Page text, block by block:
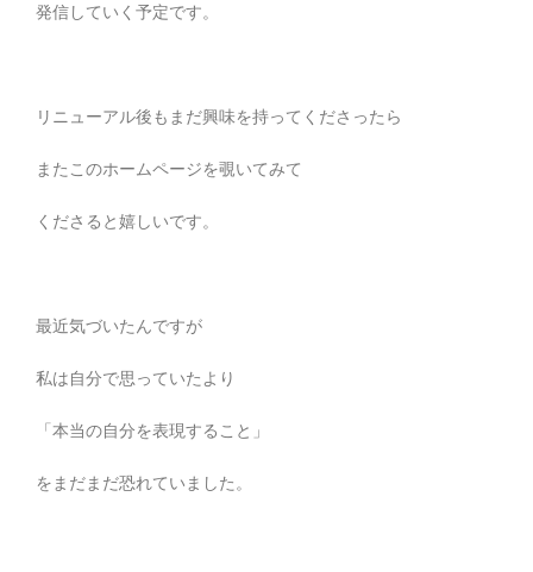
発信していく予定です。
リニューアル後もまだ興味を持ってくださったら
またこのホームページを覗いてみて
くださると嬉しいです。
最近気づいたんですが
私は自分で思っていたより
「本当の自分を表現すること」
をまだまだ恐れていました。